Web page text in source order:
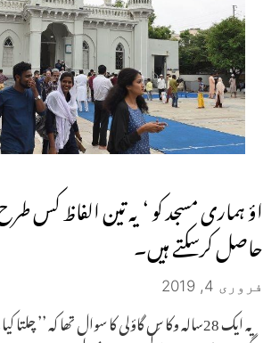
اؤ ہماری مسجد کو ‘ یہ تین الفاظ کس
حاصل کرسکتے ہیں۔
فروری 4, 2019
یہ ایک 28سالہ وکا س گاؤلی کا سوال تھا کہ ’’